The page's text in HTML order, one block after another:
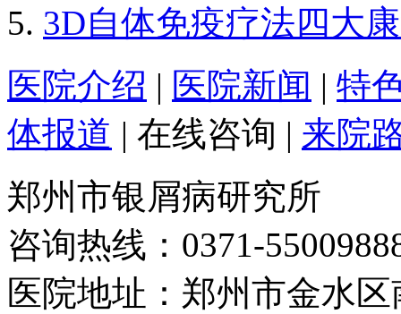
3D自体免疫疗法四大
医院介绍 | 医院新闻 | 特
体报道 | 在线咨询 | 来院
郑州市银屑病研究所
咨询热线：0371-
医院地址：郑州市金水